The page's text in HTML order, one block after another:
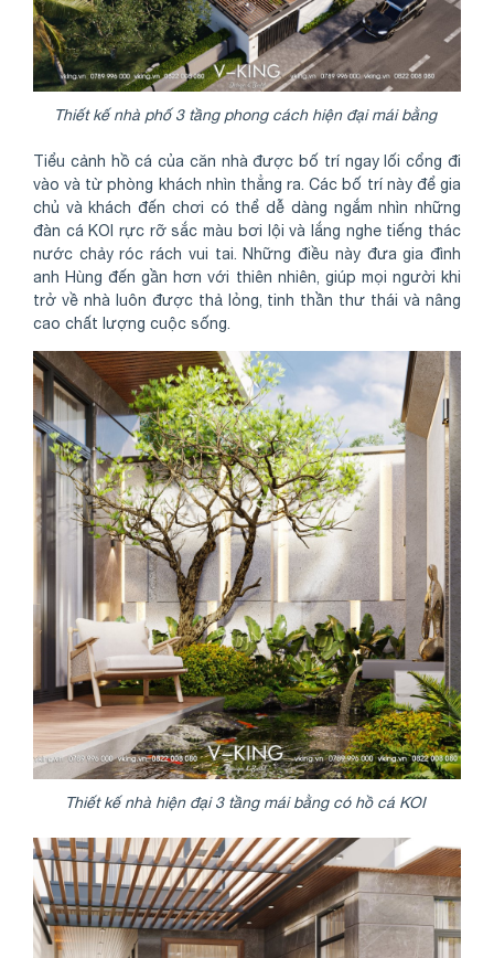
Thiết kế nhà phố 3 tầng phong cách hiện đại mái bằng
Tiểu cảnh hồ cá của căn nhà được bố trí ngay lối cổng đi
vào và từ phòng khách nhìn thẳng ra. Các bố trí này để gia
chủ và khách đến chơi có thể dễ dàng ngắm nhìn những
đàn cá KOI rực rỡ sắc màu bơi lội và lắng nghe tiếng thác
nước chảy róc rách vui tai. Những điều này đưa gia đình
anh Hùng đến gần hơn với thiên nhiên, giúp mọi người khi
trở về nhà luôn được thả lỏng, tinh thần thư thái và nâng
cao chất lượng cuộc sống.
Thiết kế nhà hiện đại 3 tầng mái bằng có hồ cá KOI